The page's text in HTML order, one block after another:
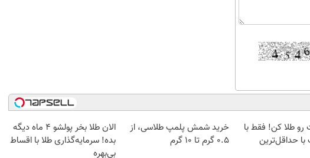
رو طلا کن! فقط با
حداقل‌ترین
خرید شمش پلمپ طلاسی، از
۰.۵ گرم تا ۱۰ گرم
الان طلا بخر پولشو 4 ماه دیگه
بده! سرمایه‌گذاری طلا با اقساط
بی‌بهره